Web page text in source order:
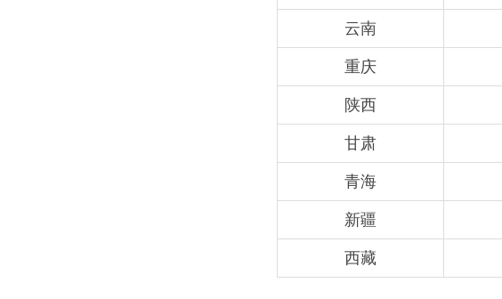
云南
重庆
陕西
甘肃
青海
新疆
西藏